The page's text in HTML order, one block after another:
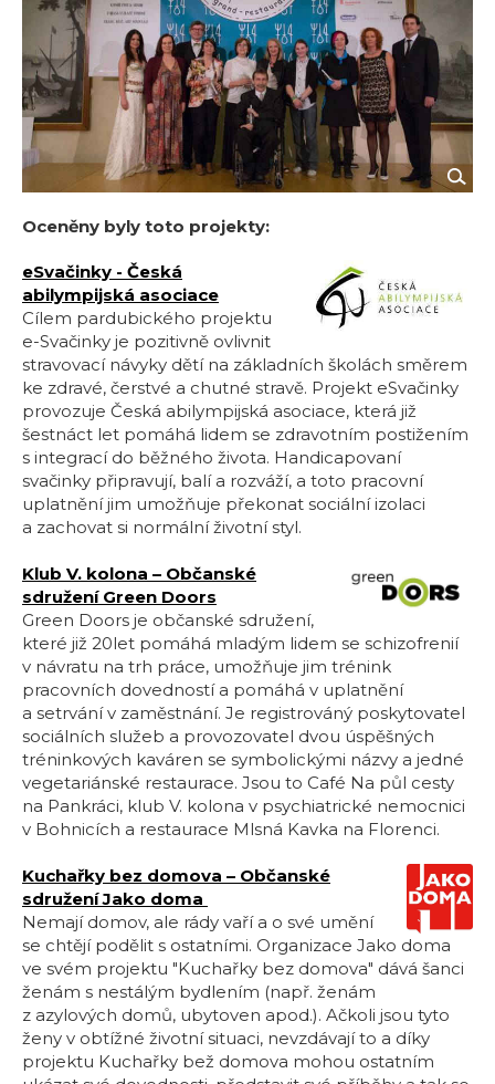
Oceněny byly toto projekty:
eSvačinky - Česká
abilympijská asociace
Cílem pardubického projektu
e-Svačinky je pozitivně ovlivnit
stravovací návyky dětí na základních školách směrem
ke zdravé, čerstvé a chutné stravě. Projekt eSvačinky
provozuje Česká abilympijská asociace, která již
šestnáct let pomáhá lidem se zdravotním postižením
s integrací do běžného života. Handicapovaní
svačinky připravují, balí a rozváží, a toto pracovní
uplatnění jim umožňuje překonat sociální izolaci
a zachovat si normální životní styl.
Klub V. kolona – Občanské
sdružení Green Doors
Green Doors je občanské sdružení,
které již 20let pomáhá mladým lidem se schizofrenií
v návratu na trh práce, umožňuje jim trénink
pracovních dovedností a pomáhá v uplatnění
a setrvání v zaměstnání. Je registrováný poskytovatel
sociálních služeb a provozovatel dvou úspěšných
tréninkových kaváren se symbolickými názvy a jedné
vegetariánské restaurace. Jsou to Café Na půl cesty
na Pankráci, klub V. kolona v psychiatrické nemocnici
v Bohnicích a restaurace Mlsná Kavka na Florenci.
Kuchařky bez domova – Občanské
sdružení Jako doma
Nemají domov, ale rády vaří a o své umění
se chtějí podělit s ostatními. Organizace Jako doma
ve svém projektu "Kuchařky bez domova" dává šanci
ženám s nestálým bydlením (např. ženám
z azylových domů, ubytoven apod.). Ačkoli jsou tyto
ženy v obtížné životní situaci, nevzdávají to a díky
projektu Kuchařky bež domova mohou ostatním